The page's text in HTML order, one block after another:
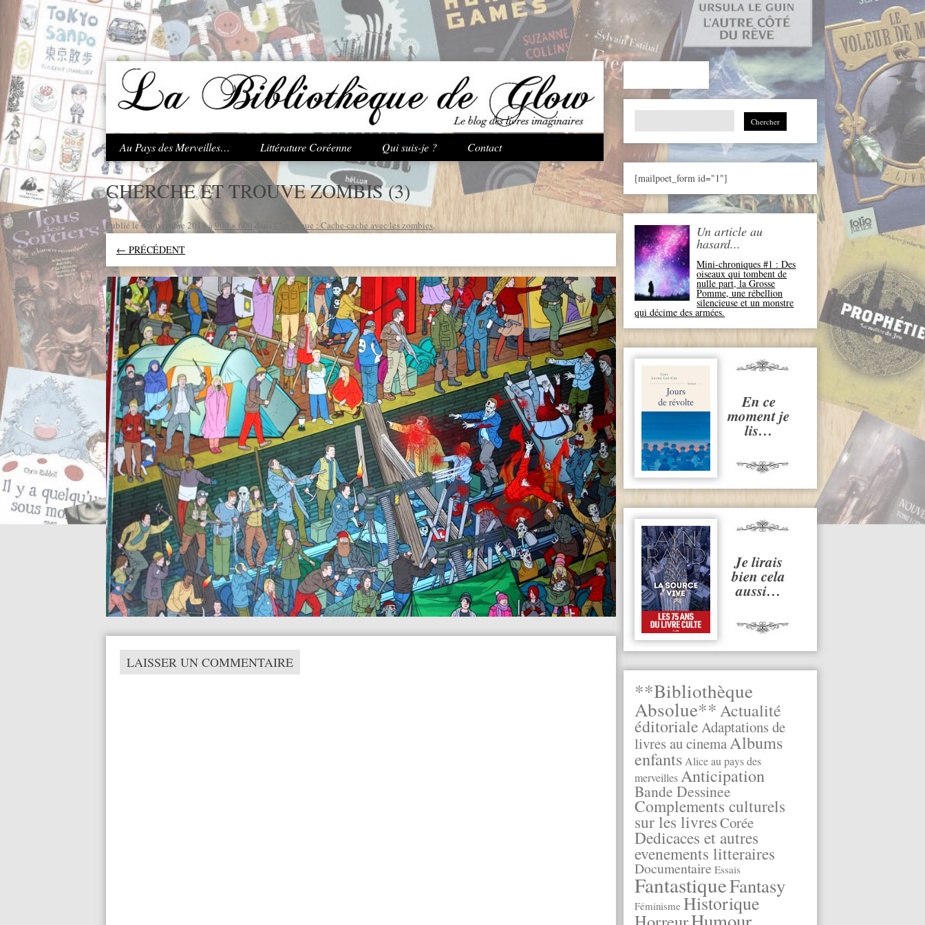
.
Aller au contenu principal
Au Pays des Merveilles… Littérature Coréenne Qui suis-je ? Contact
Search
[mailpoet_form id="1"]
Un article au
hasard...
Mini-chroniques #1 : Des
oiseaux qui tombent de
nulle part, la Grosse
Pomme, une rébellion
silencieuse et un monstre
qui décime des armées.
En ce
moment je
lis…
Je lirais
bien cela
aussi…
**Bibliothèque
Absolue**Actualité
éditorialeAdaptations de
livres au cinemaAlbums
enfantsAlice au pays des
merveillesAnticipation
Bande Dessinee
Complements culturels
sur les livresCorée
Dedicaces et autres
evenements litteraires
Documentaire Essais
FantastiqueFantasy
Féminisme Historique
CHERCHE ET TROUVE ZOMBIS (3)
Publié le6 novembre 2013à900 × 600 Chronique : Cache-cache avec les zombies.
← PRÉCÉDENT
LAISSER UN COMMENTAIRE